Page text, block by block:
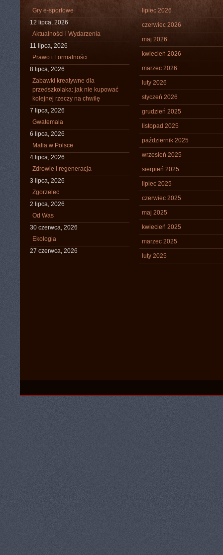
Gry e-sportowe
12 lipca, 2026
Aktualności i Wydarzenia
11 lipca, 2026
Prawo i Formalności
8 lipca, 2026
Zabawki kreatywne dla
przedszkolaka: jak nie kupować
kolejnej rzeczy na chwilę
7 lipca, 2026
Gwatemala
6 lipca, 2026
Mafia w Polsce
4 lipca, 2026
Zdrowie i regeneracja
3 lipca, 2026
Zgorzelec
2 lipca, 2026
Od Was
30 czerwca, 2026
Ekologia
27 czerwca, 2026
lipiec 2026
czerwiec 2026
maj 2026
kwiecień 2026
marzec 2026
luty 2026
styczeń 2026
grudzień 2025
listopad 2025
październik 2025
wrzesień 2025
sierpień 2025
lipiec 2025
czerwiec 2025
maj 2025
kwiecień 2025
marzec 2025
luty 2025